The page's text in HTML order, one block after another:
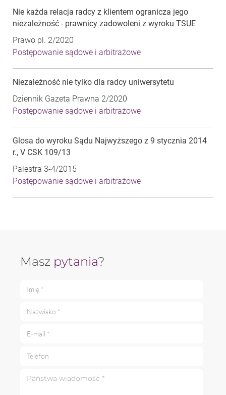
Nie każda relacja radcy z klientem ogranicza jego
niezależność - prawnicy zadowoleni z wyroku TSUE
Prawo pl. 2/2020
Postępowanie sądowe i arbitrażowe
Niezależność nie tylko dla radcy uniwersytetu
Dziennik Gazeta Prawna 2/2020
Postępowanie sądowe i arbitrażowe
Glosa do wyroku Sądu Najwyższego z 9 stycznia 2014
r., V CSK 109/13
Palestra 3-4/2015
Postępowanie sądowe i arbitrażowe
Masz pytania?